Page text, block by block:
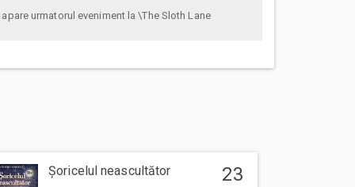
anunta-ma pe email cand apare urmatorul eveniment la \The Sloth Lane
Șoricelul neascultător 23